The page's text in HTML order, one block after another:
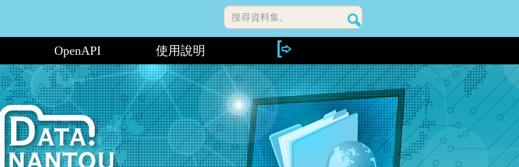
搜尋資料集。
OpenAPI 使用說明